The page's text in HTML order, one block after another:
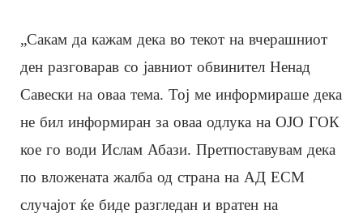
„Сакам да кажам дека во текот на вчерашниот
ден разговарав со јавниот обвинител Ненад
Савески на оваа тема. Тој ме информираше дека
не бил информиран за оваа одлука на ОЈО ГОК
кое го води Ислам Абази. Претпоставувам дека
по вложената жалба од страна на АД ЕСМ
случајот ќе биде разгледан и вратен на